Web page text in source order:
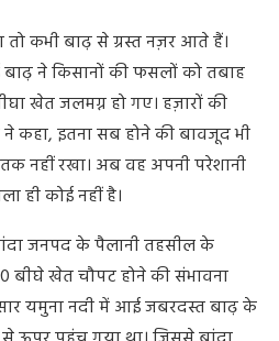
कभी बाढ़ से ग्रस्त नज़र आते हैं।
ने किसानों की फसलों को तबाह
खेत जलमग्न हो गए। हज़ारों की
कहा, इतना सब होने की बावजूद भी
नहीं रखा। अब वह अपनी परेशानी
ही कोई नहीं है।
जनपद के पैलानी तहसील के
बीघे खेत चौपट होने की संभावना
यमुना नदी में आई जबरदस्त बाढ़ के